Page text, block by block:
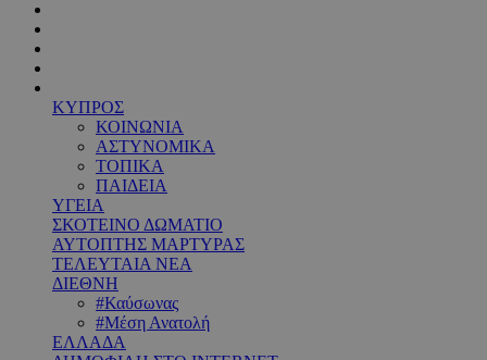
ΚΥΠΡΟΣ
ΚΟΙΝΩΝΙΑ
ΑΣΤΥΝΟΜΙΚΑ
ΤΟΠΙΚΑ
ΠΑΙΔΕΙΑ
ΥΓΕΙΑ
ΣΚΟΤΕΙΝΟ ΔΩΜΑΤΙΟ
ΑΥΤΟΠΤΗΣ ΜΑΡΤΥΡΑΣ
ΤΕΛΕΥΤΑΙΑ ΝΕΑ
ΔΙΕΘΝΗ
#Καύσωνας
#Μέση Ανατολή
ΕΛΛΑΔΑ